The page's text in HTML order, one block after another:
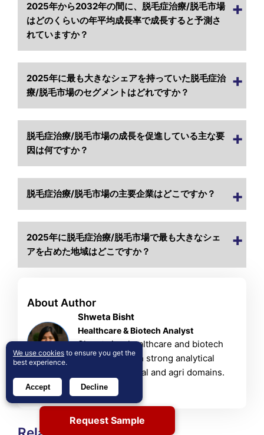
2025年から2032年の間に、脱毛症治療/脱毛市場
はどのくらいの年平均成長率で成長すると予測さ
れていますか？
2025年に最も大きなシェアを持っていた脱毛症治
療/脱毛市場のセグメントはどれですか？
脱毛症治療/脱毛市場の成長を促進している主な要
因は何ですか？
脱毛症治療/脱毛市場の主要企業はどこですか？
2025年に脱毛症治療/脱毛市場で最も大きなシェ
アを占めた地域はどこですか？
About Author
Shweta Bisht
Healthcare & Biotech Analyst
Shweta is a healthcare and biotech
researcher with strong analytical
skills in chemical and agri domains.
View Profile
Request Sample
We use cookies to ensure you get the
best experience.
Accept Decline